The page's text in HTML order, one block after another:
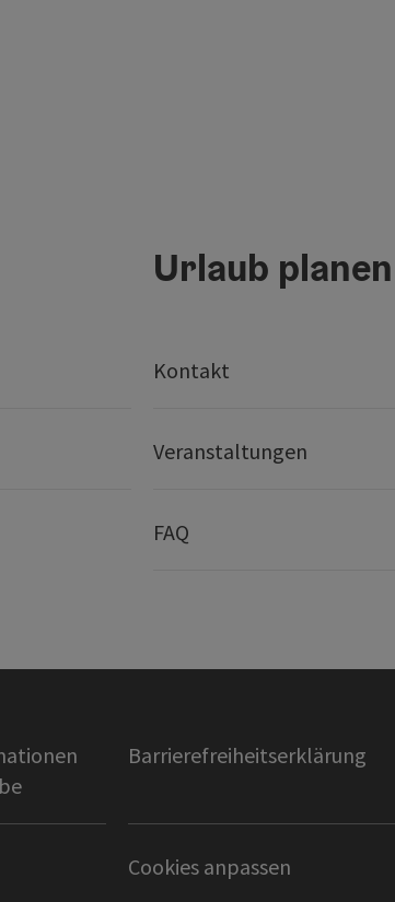
Urlaub
Kontakt
Veranstaltungen
FAQ
Barrierefreiheitserklärung
Cookies anpassen